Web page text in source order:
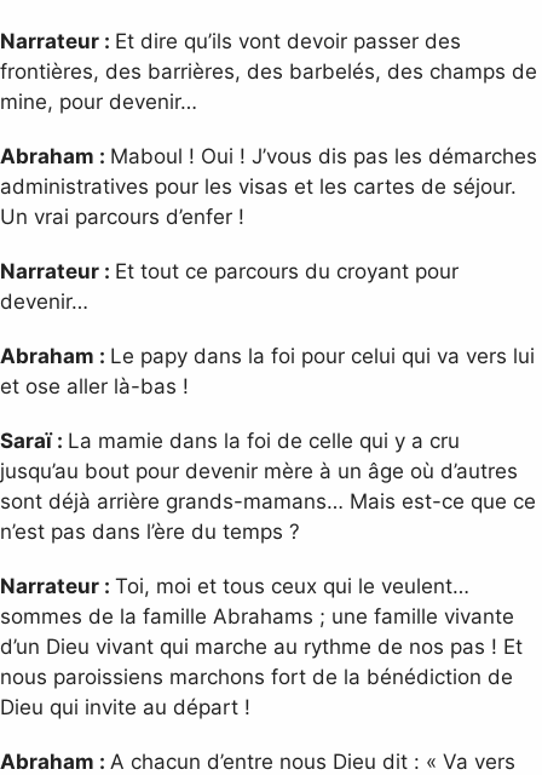
Narrateur : Et dire qu’ils vont devoir passer des
frontières, des barrières, des barbelés, des champs de
mine, pour devenir…
Abraham : Maboul ! Oui ! J’vous dis pas les démarches
administratives pour les visas et les cartes de séjour.
Un vrai parcours d’enfer !
Narrateur : Et tout ce parcours du croyant pour
devenir…
Abraham : Le papy dans la foi pour celui qui va vers lui
et ose aller là-bas !
Saraï : La mamie dans la foi de celle qui y a cru
jusqu’au bout pour devenir mère à un âge où d’autres
sont déjà arrière grands-mamans… Mais est-ce que ce
n’est pas dans l’ère du temps ?
Narrateur : Toi, moi et tous ceux qui le veulent…
sommes de la famille Abrahams ; une famille vivante
d’un Dieu vivant qui marche au rythme de nos pas ! Et
nous paroissiens marchons fort de la bénédiction de
Dieu qui invite au départ !
Abraham : A chacun d’entre nous Dieu dit : « Va vers